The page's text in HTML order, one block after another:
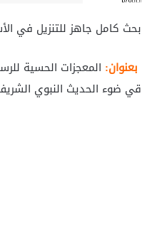
بحث كامل جاهز للتنزيل في
بعنوان: المعجزات الحسية
قي ضوء الحديث النبوي